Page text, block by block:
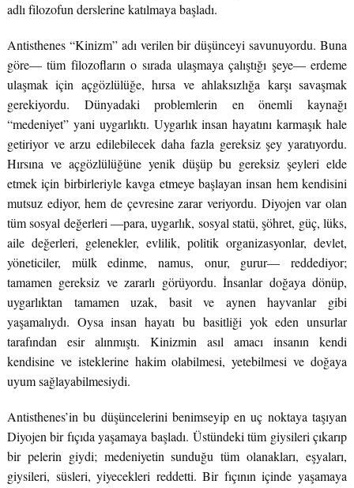
adlı filozofun derslerine katılmaya başladı.
Antisthenes “Kinizm” adı verilen bir düşünceyi savunuyordu. Buna
göre— tüm filozofların o sırada ulaşmaya çalıştığı şeye— erdeme
ulaşmak için açgözlülüğe, hırsa ve ahlaksızlığa karşı savaşmak
gerekiyordu. Dünyadaki problemlerin en önemli kaynağı
“medeniyet” yani uygarlıktı. Uygarlık insan hayatını karmaşık hale
getiriyor ve arzu edilebilecek daha fazla gereksiz şey yaratıyordu.
Hırsına ve açgözlülüğüne yenik düşüp bu gereksiz şeyleri elde
etmek için birbirleriyle kavga etmeye başlayan insan hem kendisini
mutsuz ediyor, hem de çevresine zarar veriyordu. Diyojen var olan
tüm sosyal değerleri —para, uygarlık, sosyal statü, şöhret, güç, lüks,
aile değerleri, gelenekler, evlilik, politik organizasyonlar, devlet,
yöneticiler, mülk edinme, namus, onur, gurur— reddediyor;
tamamen gereksiz ve zararlı görüyordu. İnsanlar doğaya dönüp,
uygarlıktan tamamen uzak, basit ve aynen hayvanlar gibi
yaşamalıydı. Oysa insan hayatı bu basitliği yok eden unsurlar
tarafından esir alınmıştı. Kinizmin asıl amacı insanın kendi
kendisine ve isteklerine hakim olabilmesi, yetebilmesi ve doğaya
uyum sağlayabilmesiydi.
Antisthenes’in bu düşüncelerini benimseyip en uç noktaya taşıyan
Diyojen bir fıçıda yaşamaya başladı. Üstündeki tüm giysileri çıkarıp
bir pelerin giydi; medeniyetin sunduğu tüm olanakları, eşyaları,
giysileri, süsleri, yiyecekleri reddetti. Bir fıçının içinde yaşamaya